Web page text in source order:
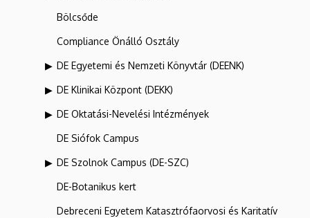
Bölcsőde
Compliance Önálló Osztály
DE Egyetemi és Nemzeti Könyvtár (DEENK)
DE Klinikai Központ (DEKK)
DE Oktatási-Nevelési Intézmények
DE Siófok Campus
DE Szolnok Campus (DE-SZC)
DE-Botanikus kert
Debreceni Egyetem Katasztrófaorvosi és Karitatív